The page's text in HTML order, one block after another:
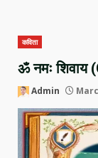
कविता
ॐ नमः शिवाय
Admin